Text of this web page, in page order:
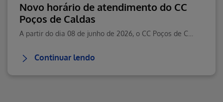
Novo horário de atendimento do CC
Poços de Caldas
Continuar lendo